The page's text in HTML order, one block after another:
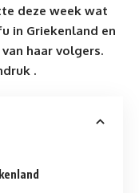
deze week wat
in Griekenland en
haar volgers.
.